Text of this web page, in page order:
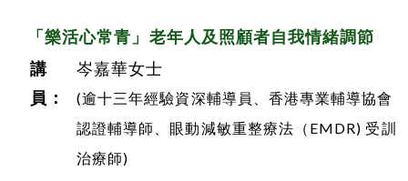
「樂活心常青」 老年人及照顧者自我情緒調節
講
員：
岑嘉華女士
(逾十三年經驗資深輔導員、香港專業輔導協會
認證輔導師、眼動減敏重整療法（EMDR) 受訓
治療師)